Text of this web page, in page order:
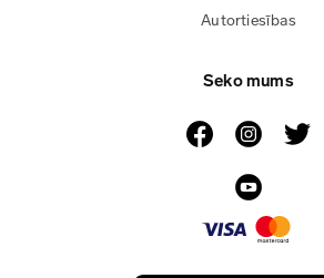
Autortiesības
Seko mums